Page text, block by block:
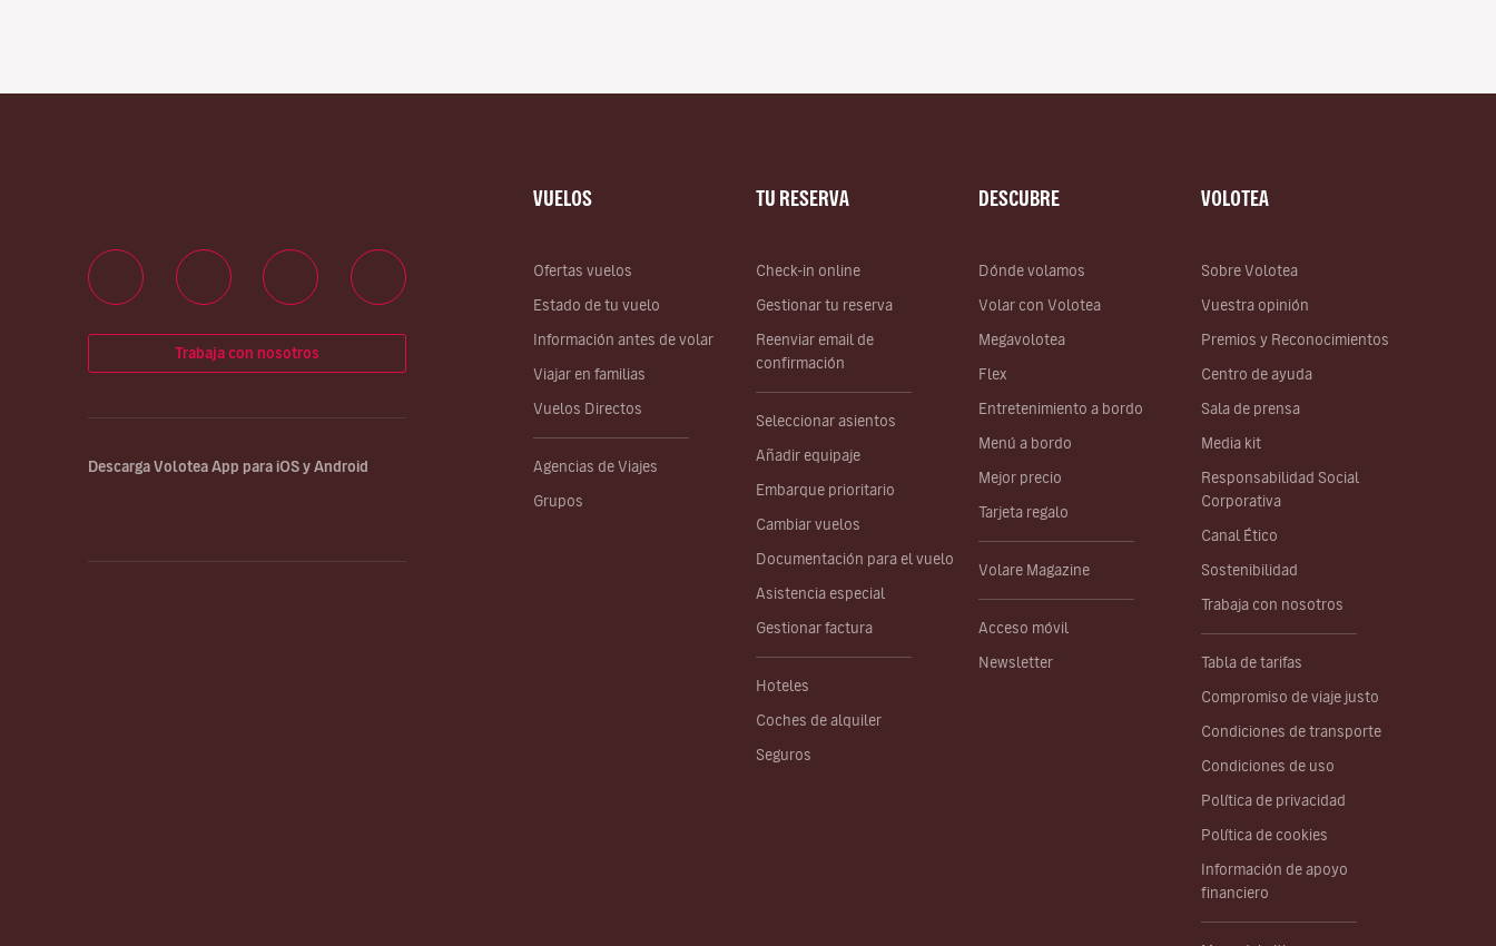
VUELOS
Ofertas vuelos
Estado de tu vuelo
Información antes de volar
Viajar en familias
Vuelos Directos
Agencias de Viajes
Grupos
TU RESERVA
Check-in online
Gestionar tu reserva
Reenviar email de
confirmación
Seleccionar asientos
Añadir equipaje
Embarque prioritario
Cambiar vuelos
Documentación para el vuelo
Asistencia especial
Gestionar factura
Hoteles
Coches de alquiler
Seguros
DESCUBRE
Dónde volamos
Volar con Volotea
Megavolotea
Flex
Entretenimiento a bordo
Menú a bordo
Mejor precio
Tarjeta regalo
Volare Magazine
Acceso móvil
Newsletter
VOLOTEA
Sobre Volotea
Vuestra opinión
Premios y Reconocimientos
Centro de ayuda
Sala de prensa
Media kit
Responsabilidad Social
Corporativa
Canal Ético
Sostenibilidad
Trabaja con nosotros
Tabla de tarifas
Compromiso de viaje justo
Condiciones de transporte
Condiciones de uso
Política de privacidad
Política de cookies
Información de apoyo
financiero
Trabaja con nosotros
Descarga Volotea App para iOS y Android